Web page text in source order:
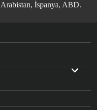
İspanya, ABD.